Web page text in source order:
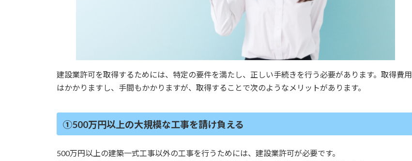
建設業許可を取得するためには、特定の要件を満たし、正しい手続きを行う必要があります。取得費用
はかかりますし、手間もかかりますが、取得することで次のようなメリットがあります。
①500万円以上の大規模な工事を請け負える
500万円以上の建築一式工事以外の工事を行うためには、建設業許可が必要です。